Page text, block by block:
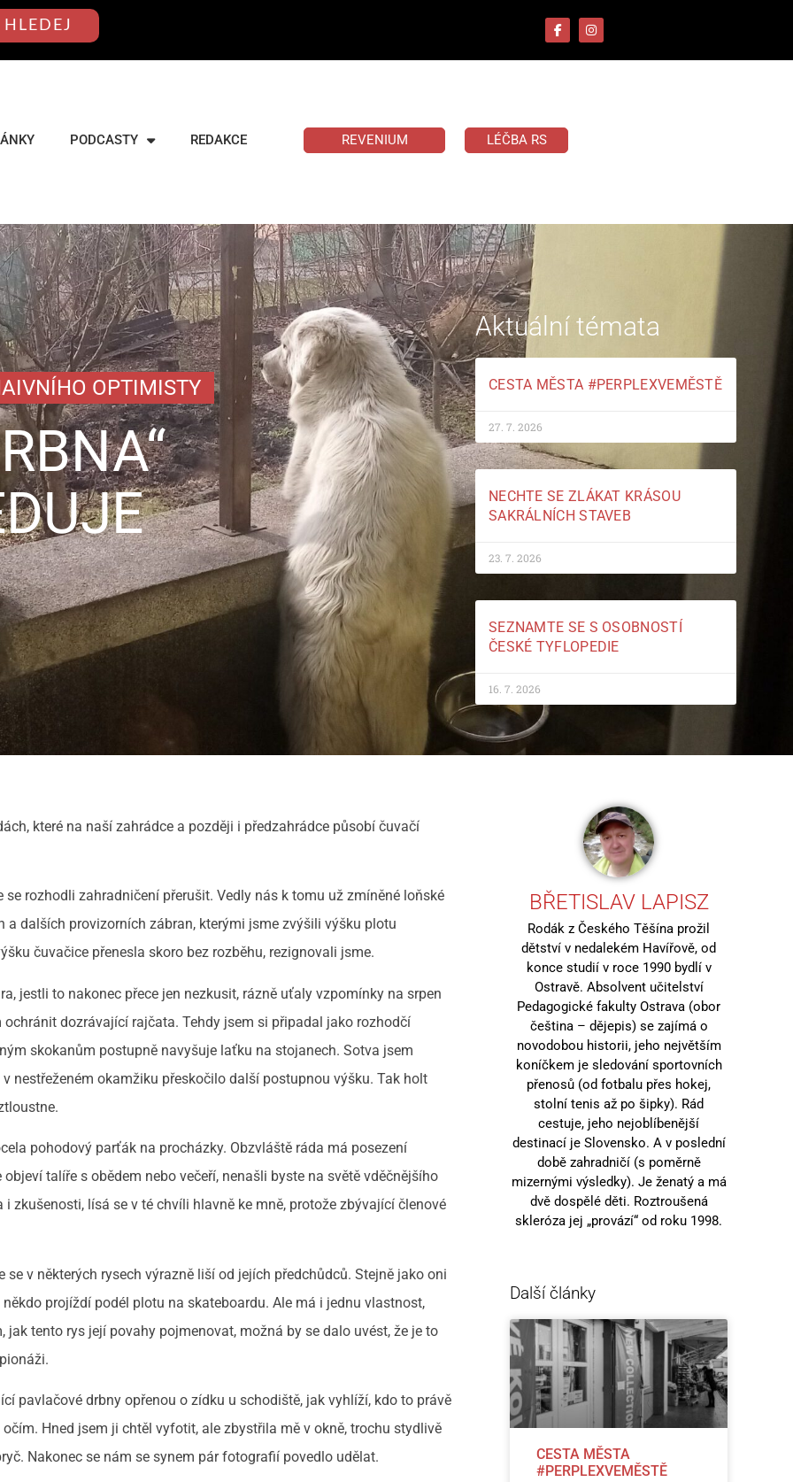
HLEDEJ
PODCASTY REDAKCE REVENIUM LÉČBA RS
OPTIMISTY
Aktuální témata
CESTA MĚSTA #PERPLEXVEMĚSTĚ
27. 7. 2026
NECHTE SE ZLÁKAT KRÁSOU
SAKRÁLNÍCH STAVEB
23. 7. 2026
SEZNAMTE SE S OSOBNOSTÍ
ČESKÉ TYFLOPEDIE
16. 7. 2026
které na naší zahrádce a později i předzahrádce působí čuvačí
rozhodli zahradničení přerušit. Vedly nás k tomu už zmíněné loňské
dalších provizorních zábran, kterými jsme zvýšili výšku plotu
čuvačice přenesla skoro bez rozběhu, rezignovali jsme.
jestli to nakonec přece jen nezkusit, rázně uťaly vzpomínky na srpen
dozrávající rajčata. Tehdy jsem si připadal jako rozhodčí
skokanům postupně navyšuje laťku na stojanech. Sotva jsem
nestřeženém okamžiku přeskočilo další postupnou výšku. Tak holt
pohodový parťák na procházky. Obzvláště ráda má posezení
talíře s obědem nebo večeří, nenašli byste na světě vděčnějšího
zkušenosti, lísá se v té chvíli hlavně ke mně, protože zbývající členové
v některých rysech výrazně liší od jejích předchůdců. Stejně jako oni
projíždí podél plotu na skateboardu. Ale má i jednu vlastnost,
tento rys její povahy pojmenovat, možná by se dalo uvést, že je to
pavlačové drbny opřenou o zídku u schodiště, jak vyhlíží, kdo to právě
Hned jsem ji chtěl vyfotit, ale zbystřila mě v okně, trochu stydlivě
Nakonec se nám se synem pár fotografií povedlo udělat.
BŘETISLAV LAPISZ
Rodák z Českého Těšína prožil
dětství v nedalekém Havířově, od
konce studií v roce 1990 bydlí v
Ostravě. Absolvent učitelství
Pedagogické fakulty Ostrava (obor
čeština – dějepis) se zajímá o
novodobou historii, jeho největším
koníčkem je sledování sportovních
přenosů (od fotbalu přes hokej,
stolní tenis až po šipky). Rád
cestuje, jeho nejoblíbenější
destinací je Slovensko. A v poslední
době zahradničí (s poměrně
mizernými výsledky). Je ženatý a má
dvě dospělé děti. Roztroušená
skleróza jej „provází“ od roku 1998.
Další články
CESTA MĚSTA
#PERPLEXVEMĚSTĚ